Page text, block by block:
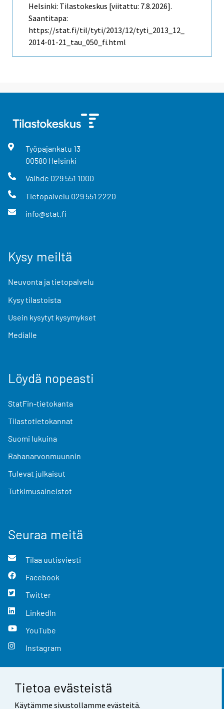
Tietoa evästeistä
Käytämme sivustollamme evästeitä.
Helsinki: Tilastokeskus [viitattu: 7.8.2026].
Saantitapa:
https://stat.fi/til/tyti/2013/12/tyti_2013_12_
2014-01-21_tau_050_fi.html
Työpajankatu 13
00580 Helsinki
Vaihde 029 551 1000
Tietopalvelu 029 551 2220
info@stat.fi
Kysy meiltä
Neuvonta ja tietopalvelu
Kysy tilastoista
Usein kysytyt kysymykset
Medialle
Löydä nopeasti
StatFin-tietokanta
Tilastotietokannat
Suomi lukuina
Rahanarvonmuunnin
Tulevat julkaisut
Tutkimusaineistot
Seuraa meitä
Tilaa uutisviesti
Facebook
Twitter
LinkedIn
YouTube
Instagram
Yhteystiedot